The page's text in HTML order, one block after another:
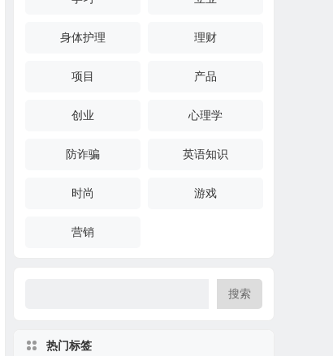
身体护理 理财
项目 产品
创业 心理学
防诈骗 英语知识
时尚 游戏
营销
搜索
热门标签